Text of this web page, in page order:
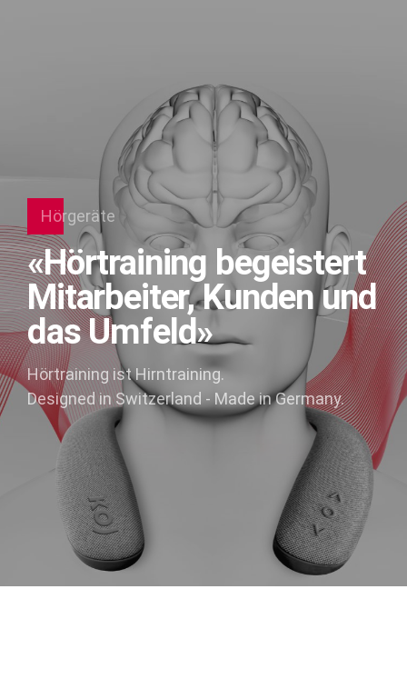
Hörgeräte
«Hörtraining begeistert
Mitarbeiter, Kunden und
das Umfeld»
Hörtraining ist Hirntraining.
Designed in Switzerland - Made in Germany.